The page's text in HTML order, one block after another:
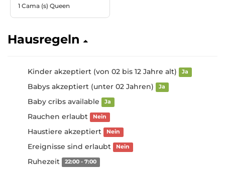
1 Cama (s) Queen
Hausregeln
Kinder akzeptiert (von 02 bis 12 Jahre alt) Ja
Babys akzeptiert (unter 02 Jahren) Ja
Baby cribs available Ja
Rauchen erlaubt Nein
Haustiere akzeptiert Nein
Ereignisse sind erlaubt Nein
Ruhezeit 22:00 - 7:00